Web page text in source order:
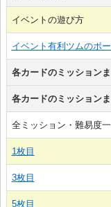
イベントの遊び方
イベント有利ツムのボ
各カードのミッション
各カードのミッション
全ミッション・難易度
1枚目
3枚目
5枚目